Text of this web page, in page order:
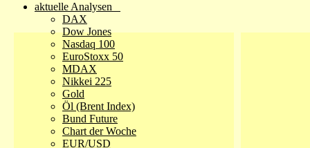
aktuelle Analysen
DAX
Dow Jones
Nasdaq 100
EuroStoxx 50
MDAX
Nikkei 225
Gold
Öl (Brent Index)
Bund Future
Chart der Woche
EUR/USD